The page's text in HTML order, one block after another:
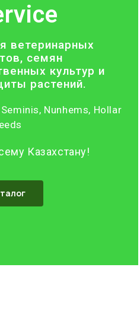
ветеринарных
семян
культур и
растений.
Nunhems, Hollar
Казахстану!